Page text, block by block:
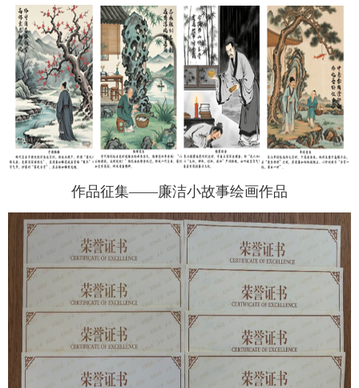
作品征集——廉洁小故事绘画作品